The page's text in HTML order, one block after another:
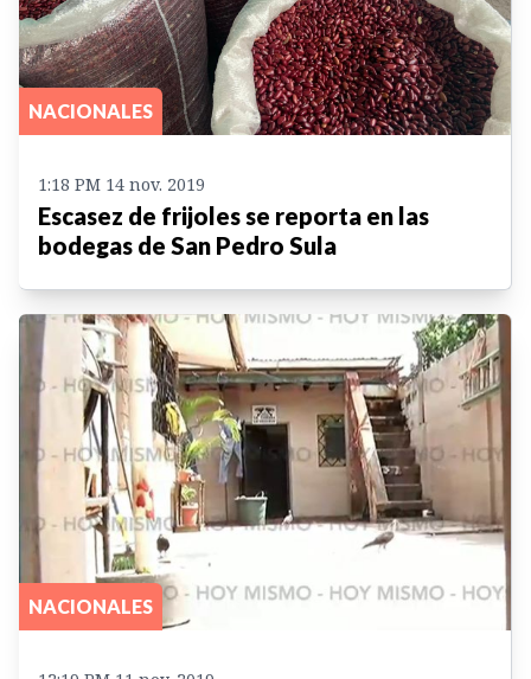
NACIONALES
1:18 PM 14 nov. 2019
Escasez de frijoles se reporta en las
bodegas de San Pedro Sula
NACIONALES